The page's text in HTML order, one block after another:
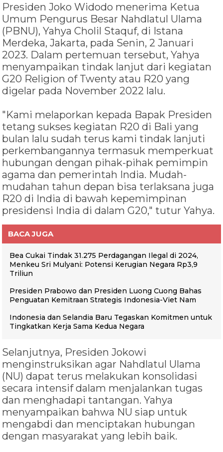
Presiden Joko Widodo menerima Ketua
Umum Pengurus Besar Nahdlatul Ulama
(PBNU), Yahya Cholil Staquf, di Istana
Merdeka, Jakarta, pada Senin, 2 Januari
2023. Dalam pertemuan tersebut, Yahya
menyampaikan tindak lanjut dari kegiatan
G20 Religion of Twenty atau R20 yang
digelar pada November 2022 lalu.
"Kami melaporkan kepada Bapak Presiden
tetang sukses kegiatan R20 di Bali yang
bulan lalu sudah terus kami tindak lanjuti
perkembangannya termasuk memperkuat
hubungan dengan pihak-pihak pemimpin
agama dan pemerintah India. Mudah-
mudahan tahun depan bisa terlaksana juga
R20 di India di bawah kepemimpinan
presidensi India di dalam G20," tutur Yahya.
BACA JUGA
Bea Cukai Tindak 31.275 Perdagangan Ilegal di 2024,
Menkeu Sri Mulyani: Potensi Kerugian Negara Rp3,9
Triliun
Presiden Prabowo dan Presiden Luong Cuong Bahas
Penguatan Kemitraan Strategis Indonesia-Viet Nam
Indonesia dan Selandia Baru Tegaskan Komitmen untuk
Tingkatkan Kerja Sama Kedua Negara
Selanjutnya, Presiden Jokowi
menginstruksikan agar Nahdlatul Ulama
(NU) dapat terus melakukan konsolidasi
secara intensif dalam menjalankan tugas
dan menghadapi tantangan. Yahya
menyampaikan bahwa NU siap untuk
mengabdi dan menciptakan hubungan
dengan masyarakat yang lebih baik.